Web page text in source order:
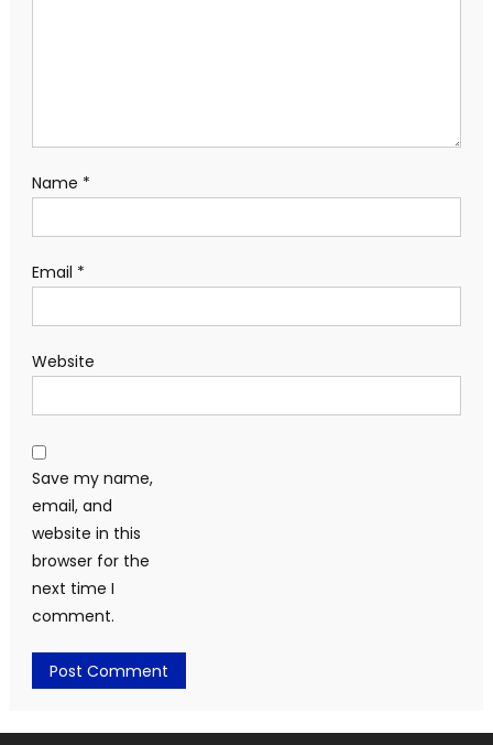
Name *
Email *
Website
Save my name,
email, and
website in this
browser for the
next time I
comment.